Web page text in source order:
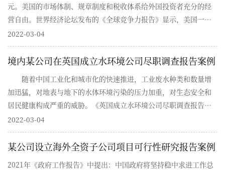
元。美国的市场体制、规章制度和税收体系给外国投资者充分的经
营自由。世界经济论坛发布的《全球竞争力报告》显示，美国一直
是世界上最具竞争力、最具创新和最开放的经济体之一。
2022-03-04
境内某公司在英国成立水环境公司尽职调查报告案例
随着中国工业化和城市化的快速推进，工业废水种类和数量增
加迅猛，对地表与地下的水体环境污染的压力加重，对生态安全和
居民健康构成严重的威胁。《英国成立水环境公司尽职调查报告​》
中提到，由于工业废水的种类多，各类废水的污染物种类、含量和
排量的不固定，致使工业废水的成分相当复杂，主要污染物有悬浮
物、油污、硫化物、难降解有机物、有毒有害重金属等。这类废水
2022-03-04
某公司设立海外全资子公司项目可行性研究报告案例
2021年《政府工作报告》中提出：中国政府将坚持稳中求进工作总